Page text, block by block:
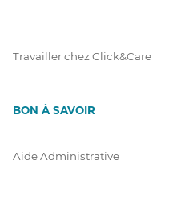
Travailler chez Click&Care
BON À SAVOIR
Aide Administrative